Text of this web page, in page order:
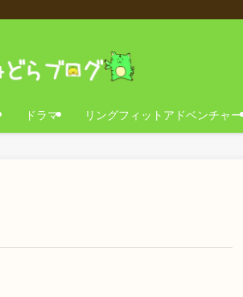
ドラマ リングフィットアドベンチャー